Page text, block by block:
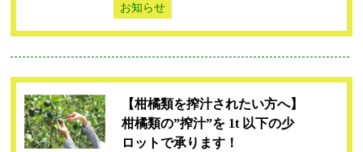
お知らせ
【柑橘類を搾汁されたい方へ】
柑橘類の”搾汁”を 1t 以下の少
ロットで承ります！